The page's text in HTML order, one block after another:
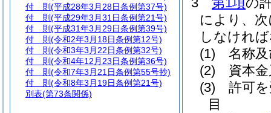
により、
しなけれ
(1)
名称
(2)
資本
(3)
許可
目
付 則 (平成28年3月28日条例第37号)
付 則 (平成29年3月31日条例第21号)
付 則 (平成31年3月29日条例第39号)
付 則 (令和2年3月18日条例第12号)
付 則 (令和3年3月22日条例第32号)
付 則 (令和4年12月23日条例第36号)
付 則 (令和7年3月21日条例第55号抄)
付 則 (令和8年3月19日条例第21号)
別表(第73条関係)